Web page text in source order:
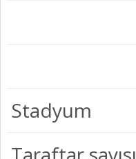
Stadyum